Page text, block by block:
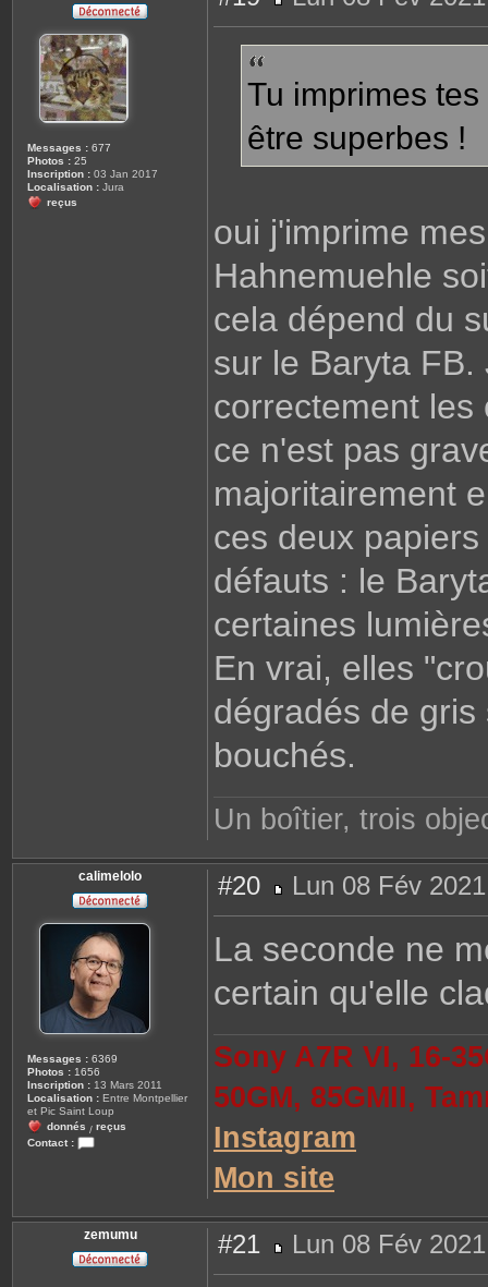
Messages : 677
Photos : 25
Inscription : 03 Jan 2017
Localisation : Jura
reçus
e
Tu imprimes
être superbes !
oui j'imprime
Hahnemuehle
cela dépend du
sur le Baryta
correctement
ce n'est pas
majoritairement
ces deux
défauts : le
certaines
En vrai, elles
dégradés de
bouchés.
Un boîtier, trois
calimelolo
Messages : 6369
Photos : 1656
Inscription : 13 Mars 2011
Localisation : Entre Montpellier
et Pic Saint Loup
donnés / reçus
Contact :
c
t
r
#20
e
a
Lun 08 Fév
La seconde ne
certain qu'elle
Sony A7R VI, 16-
50GM, 85GMII,
Instagram
Mon site
zemumu #21
e
Lun 08 Fév